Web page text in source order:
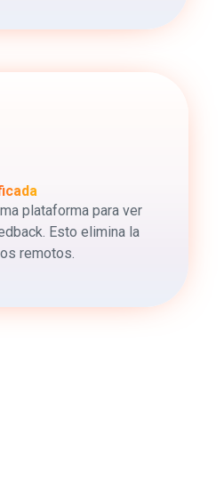
plataforma para ver
Esto elimina la
remotos.